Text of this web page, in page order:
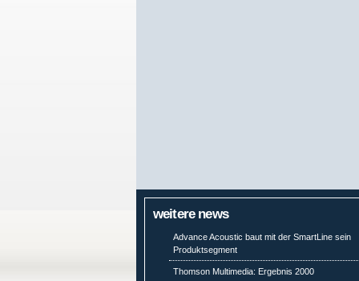
weitere news
Advance Acoustic baut mit der SmartLine sein
Produktsegment
Thomson Multimedia: Ergebnis 2000